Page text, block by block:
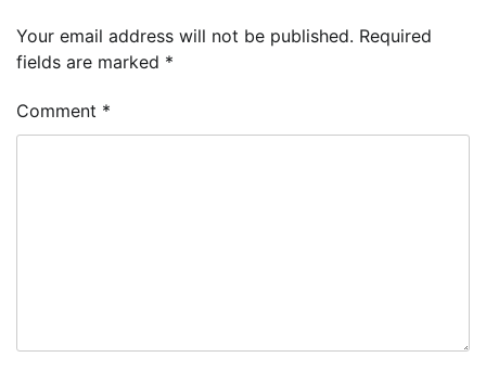
Your email address will not be published. Required
fields are marked *
Comment *